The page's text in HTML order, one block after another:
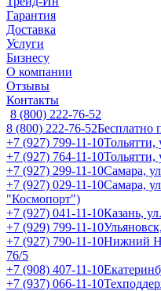
Гарантия
Доставка
Услуги
Бизнесу
О компании
Отзывы
Контакты
8 (800) 222-76-52
8 (800) 222-76-52Бесплатно
+7 (927) 799-11-10
+7 (927) 764-11-10Тольятти,
+7 (927) 299-11-10Самара,
+7 (927) 029-11-10Самара,
"Космопорт")
+7 (927) 041-11-10Казань,
+7 (929) 799-11-10
+7 (927) 790-11-10Нижний
76/5
+7 (908) 407-11-10
+7 (937) 066-11-10